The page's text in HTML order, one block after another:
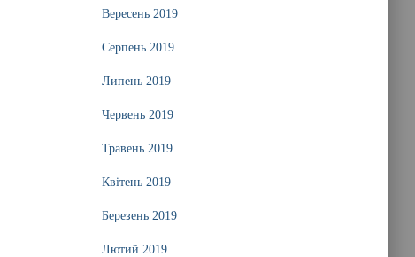
Вересень 2019
Серпень 2019
Липень 2019
Червень 2019
Травень 2019
Квітень 2019
Березень 2019
Лютий 2019